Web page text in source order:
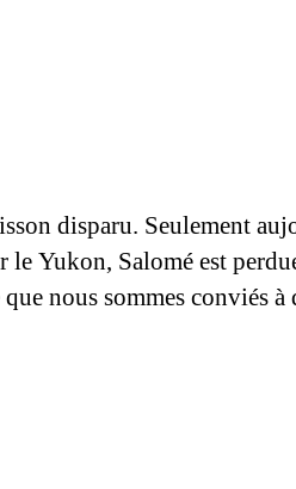
disparu. Seulement
Yukon, Salomé est
nous sommes conviés